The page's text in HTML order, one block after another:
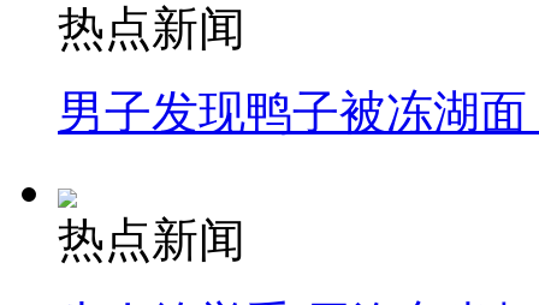
热点新闻
男子发现鸭子被冻湖
热点新闻